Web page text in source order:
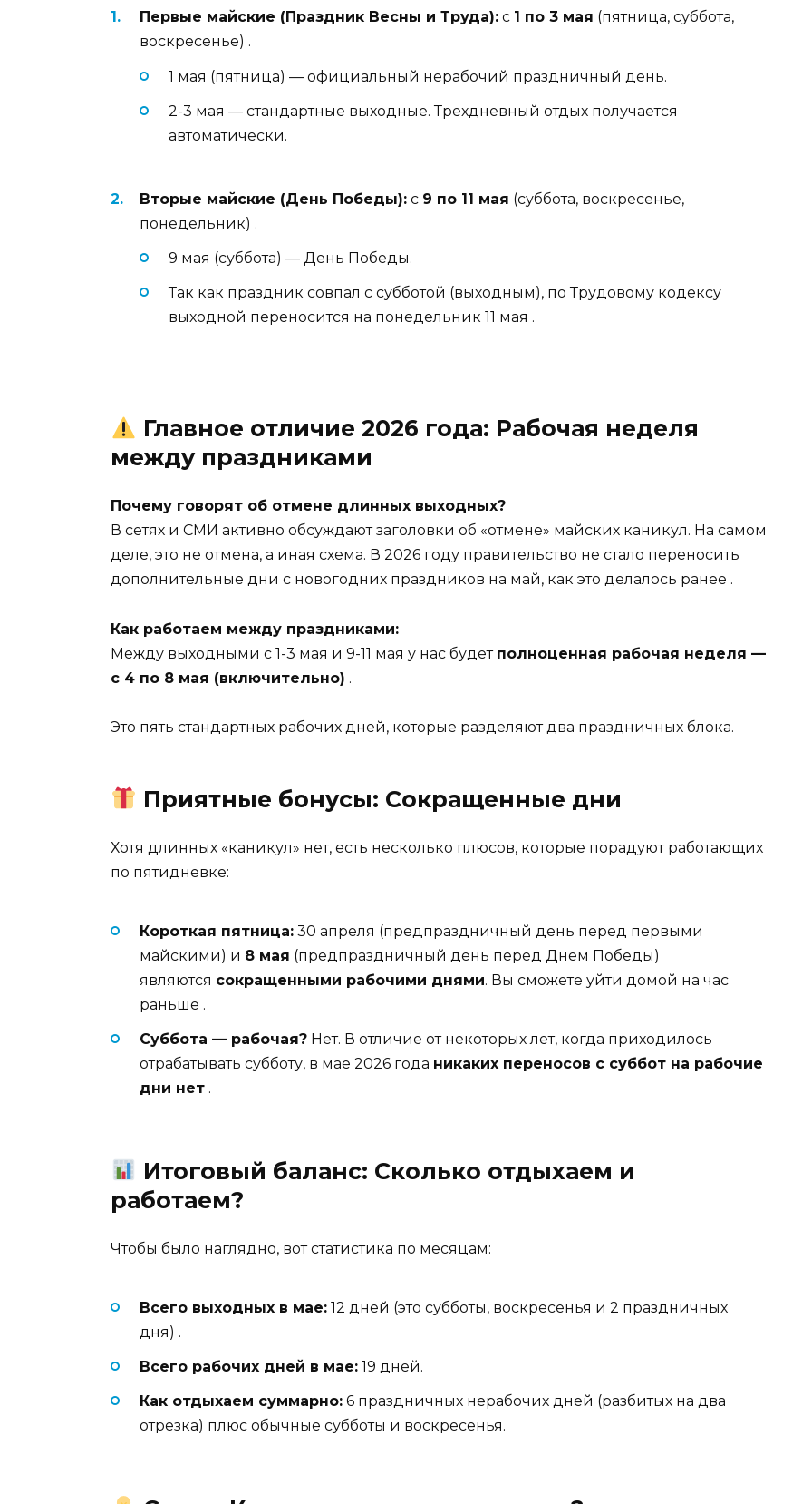
Первые майские (Праздник Весны и Труда): с 1 по 3 мая (пятница, суббота,
воскресенье) .
1 мая (пятница) — официальный нерабочий праздничный день.
2-3 мая — стандартные выходные. Трехдневный отдых получается
автоматически.
Вторые майские (День Победы): с 9 по 11 мая (суббота, воскресенье,
понедельник) .
9 мая (суббота) — День Победы.
Так как праздник совпал с субботой (выходным), по Трудовому кодексу
выходной переносится на понедельник 11 мая .
Главное отличие 2026 года: Рабочая неделя
между праздниками
Почему говорят об отмене длинных выходных?
В сетях и СМИ активно обсуждают заголовки об «отмене» майских каникул. На самом
деле, это не отмена, а иная схема. В 2026 году правительство не стало переносить
дополнительные дни с новогодних праздников на май, как это делалось ранее .
Как работаем между праздниками:
Между выходными с 1-3 мая и 9-11 мая у нас будет полноценная рабочая неделя —
с 4 по 8 мая (включительно) .
Это пять стандартных рабочих дней, которые разделяют два праздничных блока.
Приятные бонусы: Сокращенные дни
Хотя длинных «каникул» нет, есть несколько плюсов, которые порадуют работающих
по пятидневке:
Короткая пятница: 30 апреля (предпраздничный день перед первыми
майскими) и 8 мая (предпраздничный день перед Днем Победы)
являются сокращенными рабочими днями. Вы сможете уйти домой на час
раньше .
Суббота — рабочая? Нет. В отличие от некоторых лет, когда приходилось
отрабатывать субботу, в мае 2026 года никаких переносов с суббот на рабочие
дни нет .
Итоговый баланс: Сколько отдыхаем и
работаем?
Чтобы было наглядно, вот статистика по месяцам:
Всего выходных в мае: 12 дней (это субботы, воскресенья и 2 праздничных
дня) .
Всего рабочих дней в мае: 19 дней.
Как отдыхаем суммарно: 6 праздничных нерабочих дней (разбитых на два
отрезка) плюс обычные субботы и воскресенья.